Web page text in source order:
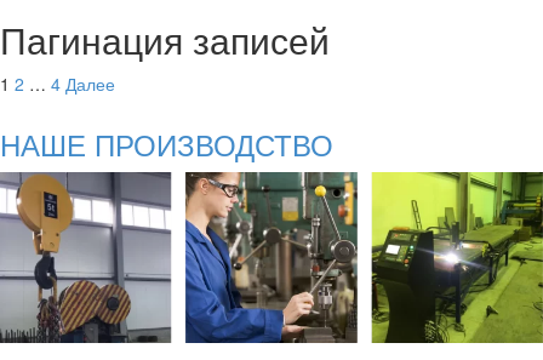
Пагинация записей
1 2 … 4 Далее
НАШЕ ПРОИЗВОДСТВО